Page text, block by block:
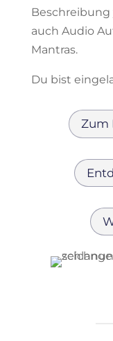
auch Audio
Mantras.
Du bist
Zum